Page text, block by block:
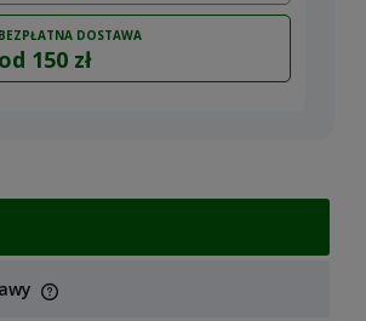
BEZPŁATNA DOSTAWA
od 150 zł
ewentualnych kosztów płatności